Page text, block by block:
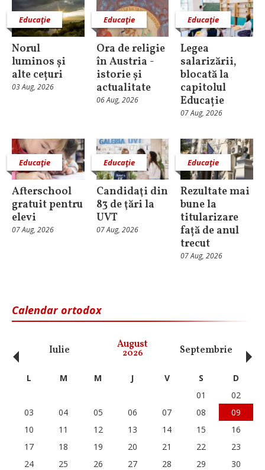
Educaţie
Norul
luminos și
alte cețuri
03 Aug, 2026
Educaţie
Ora de religie
în Austria -
istorie și
actualitate
06 Aug, 2026
Educaţie
Legea
salarizării,
blocată la
capitolul
Educație
07 Aug, 2026
Educaţie
Afterschool
gratuit pentru
elevi
07 Aug, 2026
Educaţie
Candidaţi din
83 de ţări la
UVT
07 Aug, 2026
Educaţie
Rezultate mai
bune la
titularizare
față de anul
trecut
07 Aug, 2026
Calendar ortodox
Iulie August
2026 Septembrie
‹ L M M J V S
D
01
02
03
04 05 06 07 08
09
10
11 12 13 14 15
16
17
18 19 20 21 22
23
24
25 26 27 28 29
30